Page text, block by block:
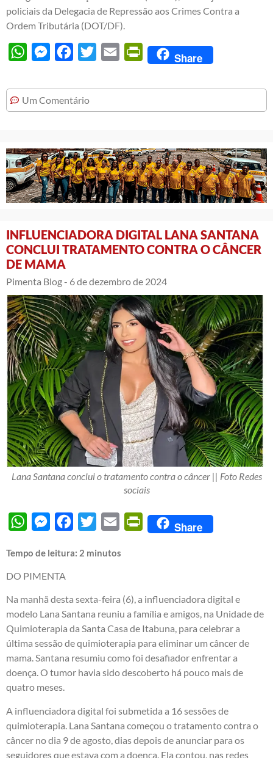
policiais da Delegacia de Repressão aos Crimes Contra a
Ordem Tributária (DOT/DF).
WhatsAppMessengerFacebook
Twitter Email PrintFriendly
Share
Um Comentário
INFLUENCIADORA DIGITAL LANA SANTANA
CONCLUI TRATAMENTO CONTRA O CÂNCER
DE MAMA
Pimenta Blog - 6 de dezembro de 2024
Lana Santana conclui o tratamento contra o câncer || Foto Redes
sociais
WhatsAppMessengerFacebook
Twitter Email PrintFriendly
Share
Tempo de leitura: 2 minutos
DO PIMENTA
Na manhã desta sexta-feira (6), a influenciadora digital e
modelo Lana Santana reuniu a família e amigos, na Unidade de
Quimioterapia da Santa Casa de Itabuna, para celebrar a
última sessão de quimioterapia para eliminar um câncer de
mama. Santana resumiu como foi desafiador enfrentar a
doença. O tumor havia sido descoberto há pouco mais de
quatro meses.
A influenciadora digital foi submetida a 16 sessões de
quimioterapia. Lana Santana começou o tratamento contra o
câncer no dia 9 de agosto, dias depois de anunciar para os
seguidores que estava com a doença. Ela contou, nas redes